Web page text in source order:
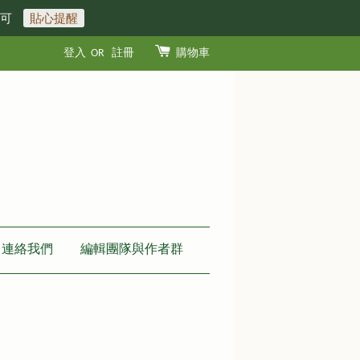
貼心提醒
登入 OR 註冊 購物車
連絡我們 編輯團隊與作者群